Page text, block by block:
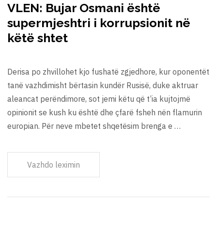
VLEN: Bujar Osmani është
supermjeshtri i korrupsionit në
këtë shtet
Derisa po zhvillohet kjo fushatë zgjedhore, kur oponentët
tanë vazhdimisht bërtasin kundër Rusisë, duke aktruar
aleancat perëndimore, sot jemi këtu që t’ia kujtojmë
opinionit se kush ku është dhe çfarë fsheh nën flamurin
europian. Për neve mbetet shqetësim brenga e …
Vazhdo leximin